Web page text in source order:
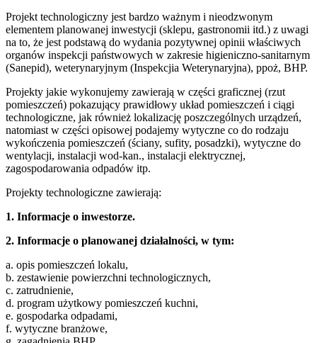
Projekt technologiczny jest bardzo ważnym i nieodzwonym
elementem planowanej inwestycji (sklepu, gastronomii itd.) z uwagi
na to, że jest podstawą do wydania pozytywnej opinii właściwych
organów inspekcji państwowych w zakresie higieniczno-sanitarnym
(Sanepid), weterynaryjnym (Inspekcjia Weterynaryjna), ppoż, BHP.
Projekty jakie wykonujemy zawierają w części graficznej (rzut
pomieszczeń) pokazujący prawidłowy układ pomieszczeń i ciągi
technologiczne, jak również lokalizację poszczególnych urządzeń,
natomiast w części opisowej podajemy wytyczne co do rodzaju
wykończenia pomieszczeń (ściany, sufity, posadzki), wytyczne do
wentylacji, instalacji wod-kan., instalacji elektrycznej,
zagospodarowania odpadów itp.
Projekty technologiczne zawierają:
1. Informacje o inwestorze.
2. Informacje o planowanej działalności, w tym:
a. opis pomieszczeń lokalu,
b. zestawienie powierzchni technologicznych,
c. zatrudnienie,
d. program użytkowy pomieszczeń kuchni,
e. gospodarka odpadami,
f. wytyczne branżowe,